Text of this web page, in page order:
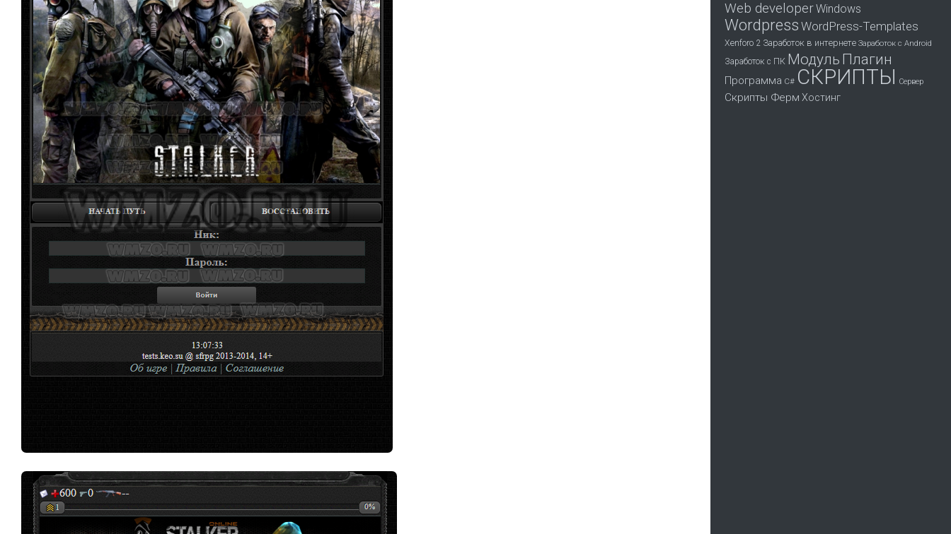
Web developerWindows
Wordpress WordPress-Templates
Xenforo 2 Заработок в интернете Заработок с Android
Заработок с ПК Модуль Плагин
Программа С# СКРИПТЫ Сервер
Скрипты Ферм Хостинг